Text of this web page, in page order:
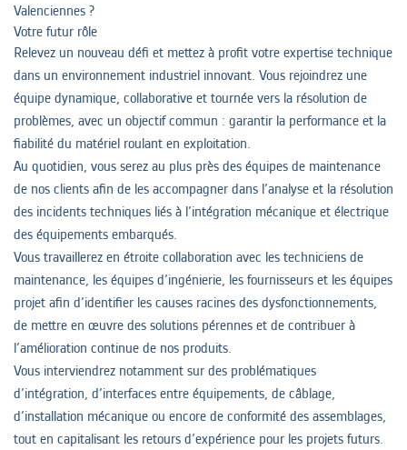
Valenciennes ?
Votre futur rôle
Relevez un nouveau défi et mettez à profit votre expertise technique
dans un environnement industriel innovant. Vous rejoindrez une
équipe dynamique, collaborative et tournée vers la résolution de
problèmes, avec un objectif commun : garantir la performance et la
fiabilité du matériel roulant en exploitation.
Au quotidien, vous serez au plus près des équipes de maintenance
de nos clients afin de les accompagner dans l’analyse et la résolution
des incidents techniques liés à l’intégration mécanique et électrique
des équipements embarqués.
Vous travaillerez en étroite collaboration avec les techniciens de
maintenance, les équipes d’ingénierie, les fournisseurs et les équipes
projet afin d’identifier les causes racines des dysfonctionnements,
de mettre en œuvre des solutions pérennes et de contribuer à
l’amélioration continue de nos produits.
Vous interviendrez notamment sur des problématiques
d’intégration, d’interfaces entre équipements, de câblage,
d’installation mécanique ou encore de conformité des assemblages,
tout en capitalisant les retours d’expérience pour les projets futurs.